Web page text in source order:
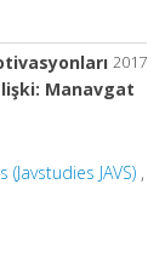
2017
Manavgat
JAVS) ,